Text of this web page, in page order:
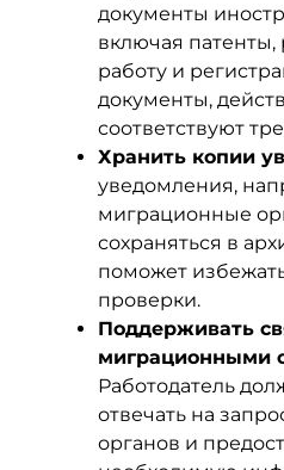
документы
включая
работу и
документы,
соответствуют
Хранить копии
уведомления,
миграционные
сохраняться в
поможет
проверки.
Поддерживать
миграционными
Работодатель
отвечать на
органов и